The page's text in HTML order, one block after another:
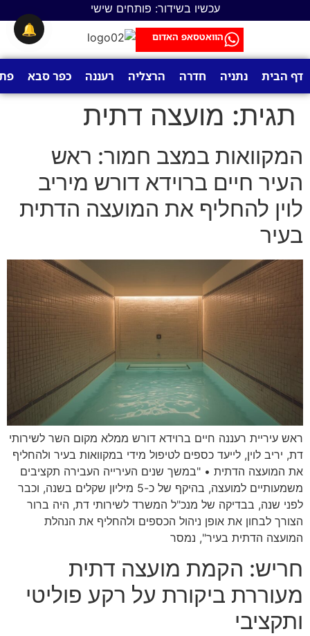
עכשיו בשידור: פותחים שישי
הוואטסאפ האדום
דף הבית נתניה חדרה הרצליה רעננה כפר סבא
תגית: מועצה דתית
המקוואות במצב חמור: ראש
העיר חיים ברוידא דורש מיריב
לוין להחליף את המועצה הדתית
בעיר
ראש עיריית רעננה חיים ברוידא דורש ממלא מקום השר לשירותי
דת, יריב לוין, לייעד כספים לטיפול מידי במקוואות בעיר ולהחליף
את המועצה הדתית • "במשך שנים העירייה העבירה תקציבים
משמעותיים למועצה, בהיקף של כ-5 מיליון שקלים בשנה, וכבר
לפני שנה, בבדיקה של מנכ"ל המשרד לשירותי דת, היה ברור
הצורך לבחון את אופן ניהול הכספים ולהחליף את הנהלת
המועצה הדתית בעיר", נמסר
חריש: הקמת מועצה דתית
מעוררת ביקורת על רקע פוליטי
ותקציבי
🔔